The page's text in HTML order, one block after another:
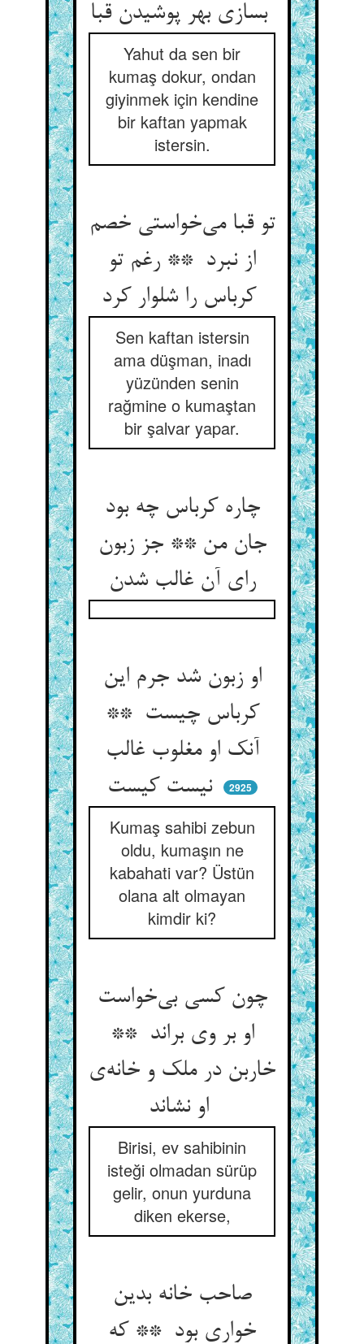
بسازی بهر پوشیدن قبا
Yahut da sen bir
kumaş dokur, ondan
giyinmek için kendine
bir kaftan yapmak
istersin.
تو قبا می‌خواستی خصم
از نبرد ** رغم تو
Sen kaftan istersin
ama düşman, inadı
yüzünden senin
rağmine o kumaştan
bir şalvar yapar.
چاره کرباس چه بود
جان من ** جز زبون
رای آن غالب شدن
او زبون شد جرم این
کرباس چیست **
آنک او مغلوب غالب
نیست کیست
2925
Kumaş sahibi zebun
oldu, kumaşın ne
kabahati var? Üstün
olana alt olmayan
kimdir ki?
چون کسی بی‌خواست
او بر وی براند **
خاربن در ملک و خانه‌ی
Birisi, ev sahibinin
isteği olmadan sürüp
gelir, onun yurduna
diken ekerse,
صاحب خانه بدین
خواری بود ** که